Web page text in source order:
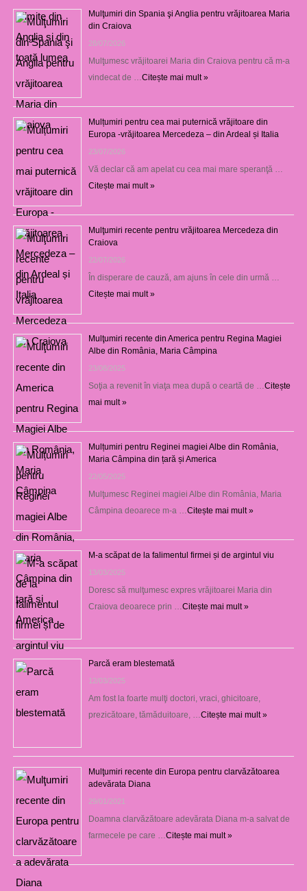
Mulţumiri din Spania şi Anglia pentru vrăjitoarea Maria
din Craiova
28/07/2026
Mulţumesc vrăjitoarei Maria din Craiova pentru că m-a
vindecat de … Citește mai mult »
Mulțumiri pentru cea mai puternică vrăjitoare din
Europa -vrăjitoarea Mercedeza – din Ardeal și Italia
23/07/2026
Vă declar că am apelat cu cea mai mare speranţă …
Citește mai mult »
Mulţumiri recente pentru vrăjitoarea Mercedeza din
Craiova
22/07/2026
În disperare de cauză, am ajuns în cele din urmă …
Citește mai mult »
Mulţumiri recente din America pentru Regina Magiei
Albe din România, Maria Câmpina
23/08/2025
Soţia a revenit în viaţa mea după o ceartă de … Citește
mai mult »
Mulțumiri pentru Reginei magiei Albe din România,
Maria Câmpina din țară și America
22/05/2025
Mulţumesc Reginei magiei Albe din România, Maria
Câmpina deoarece m-a … Citește mai mult »
M-a scăpat de la falimentul firmei și de argintul viu
13/03/2025
Doresc să mulţumesc expres vrăjitoarei Maria din
Craiova deoarece prin … Citește mai mult »
Parcă eram blestemată
12/03/2025
Am fost la foarte mulţi doctori, vraci, ghicitoare,
prezicătoare, tămăduitoare, … Citește mai mult »
Mulţumiri recente din Europa pentru clarvăzătoarea
adevărata Diana
29/01/2021
Doamna clarvăzătoare adevărata Diana m-a salvat de
farmecele pe care … Citește mai mult »